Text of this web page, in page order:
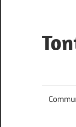
content
comm'